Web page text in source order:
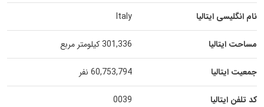
نام انگلیسی ایتالیا Italy
مساحت ایتالیا 301,336 کیلومتر مربع
جمعیت ایتالیا 60,753,794 نفر
کد تلفن ایتالیا 0039